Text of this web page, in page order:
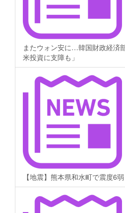
またウォン安に…韓国財政経済
米投資に支障も」
【地震】熊本県和水町で震度6弱